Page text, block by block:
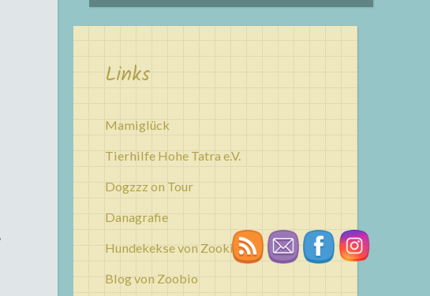
Links
Mamiglück
Tierhilfe Hohe Tatra e.V.
Dogzzz on Tour
Danagrafie
Hundekekse von Zookies
Blog von Zoobio